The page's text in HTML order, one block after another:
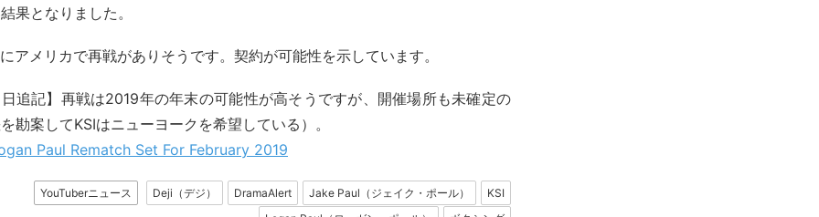
果となりました。
アメリカで再戦がありそうです。契約が可能性を示しています。
日追記】再戦は2019年の年末の可能性が高そうですが、開催場所も未確定の
勘案してKSIはニューヨークを希望している）。
Paul Rematch Set For February 2019
YouTuberニュース Deji（デジ） DramaAlert Jake Paul（ジェイク・ポール）
KSI